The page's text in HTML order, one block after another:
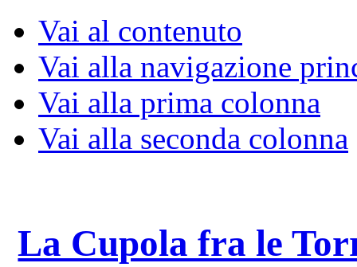
Vai al contenuto
Vai alla navigazione
Vai alla prima colonna
Vai alla seconda colonna
La Cupola fra le